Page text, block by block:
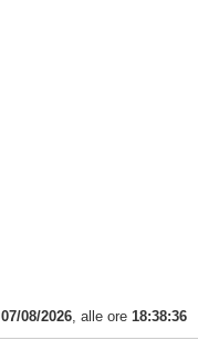
07/08/2026, alle ore 18:38:36